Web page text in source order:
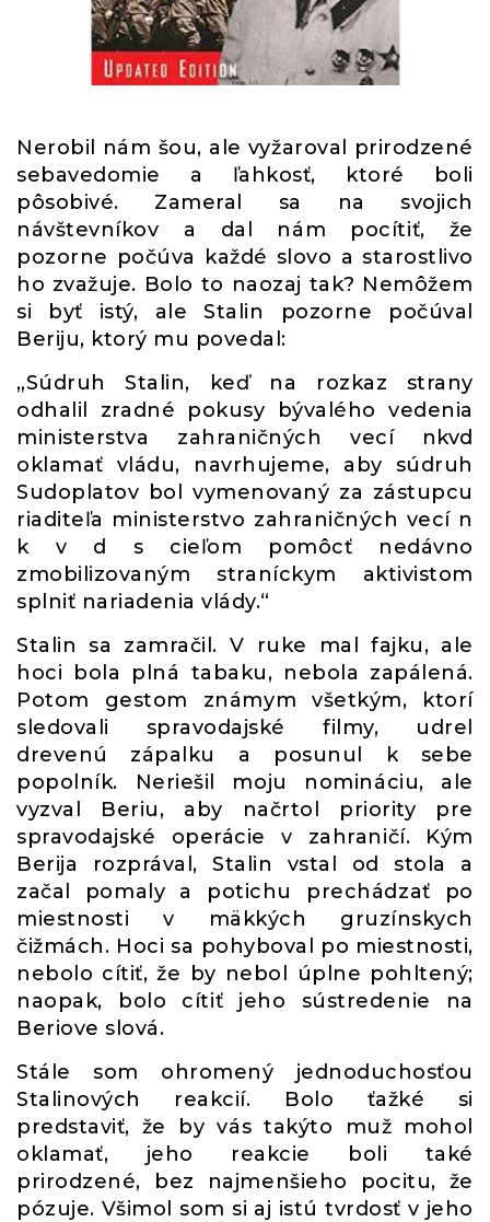
Nerobil nám šou, ale vyžaroval prirodzené
sebavedomie a ľahkosť, ktoré boli
pôsobivé. Zameral sa na svojich
návštevníkov a dal nám pocítiť, že
pozorne počúva každé slovo a starostlivo
ho zvažuje. Bolo to naozaj tak? Nemôžem
si byť istý, ale Stalin pozorne počúval
Beriju, ktorý mu povedal:
„Súdruh Stalin, keď na rozkaz strany
odhalil zradné pokusy bývalého vedenia
ministerstva zahraničných vecí nkvd
oklamať vládu, navrhujeme, aby súdruh
Sudoplatov bol vymenovaný za zástupcu
riaditeľa ministerstvo zahraničných vecí n
k v d s cieľom pomôcť nedávno
zmobilizovaným straníckym aktivistom
splniť nariadenia vlády.“
Stalin sa zamračil. V ruke mal fajku, ale
hoci bola plná tabaku, nebola zapálená.
Potom gestom známym všetkým, ktorí
sledovali spravodajské filmy, udrel
drevenú zápalku a posunul k sebe
popolník. Neriešil moju nomináciu, ale
vyzval Beriu, aby načrtol priority pre
spravodajské operácie v zahraničí. Kým
Berija rozprával, Stalin vstal od stola a
začal pomaly a potichu prechádzať po
miestnosti v mäkkých gruzínskych
čižmách. Hoci sa pohyboval po miestnosti,
nebolo cítiť, že by nebol úplne pohltený;
naopak, bolo cítiť jeho sústredenie na
Beriove slová.
Stále som ohromený jednoduchosťou
Stalinových reakcií. Bolo ťažké si
predstaviť, že by vás takýto muž mohol
oklamať, jeho reakcie boli také
prirodzené, bez najmenšieho pocitu, že
pózuje. Všimol som si aj istú tvrdosť v jeho